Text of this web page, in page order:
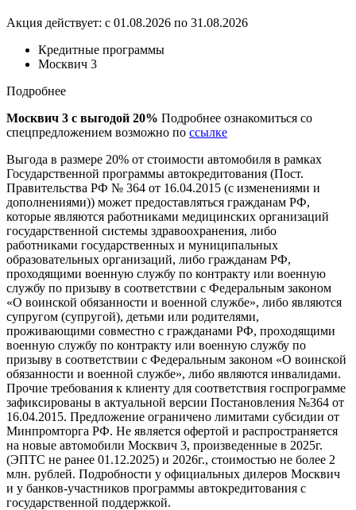
Акция действует: с 01.08.2026 по 31.08.2026
Кредитные программы
Москвич 3
Подробнее
Москвич 3 с выгодой 20% Подробнее ознакомиться со
спецпредложением возможно по ссылке
Выгода в размере 20% от стоимости автомобиля в рамках
Государственной программы автокредитования (Пост.
Правительства РФ № 364 от 16.04.2015 (с изменениями и
дополнениями)) может предоставляться гражданам РФ,
которые являются работниками медицинских организаций
государственной системы здравоохранения, либо
работниками государственных и муниципальных
образовательных организаций, либо гражданам РФ,
проходящими военную службу по контракту или военную
службу по призыву в соответствии с Федеральным законом
«О воинской обязанности и военной службе», либо являются
супругом (супругой), детьми или родителями,
проживающими совместно с гражданами РФ, проходящими
военную службу по контракту или военную службу по
призыву в соответствии с Федеральным законом «О воинской
обязанности и военной службе», либо являются инвалидами.
Прочие требования к клиенту для соответствия госпрограмме
зафиксированы в актуальной версии Постановления №364 от
16.04.2015. Предложение ограничено лимитами субсидии от
Минпромторга РФ. Не является офертой и распространяется
на новые автомобили Москвич 3, произведенные в 2025г.
(ЭПТС не ранее 01.12.2025) и 2026г., стоимостью не более 2
млн. рублей. Подробности у официальных дилеров Москвич
и у банков-участников программы автокредитования с
государственной поддержкой.